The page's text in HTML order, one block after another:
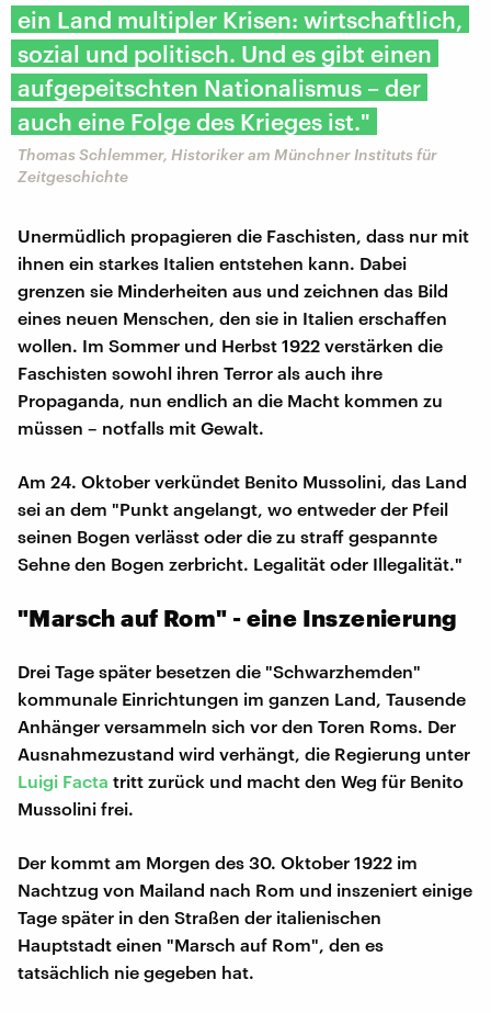
ein Land multipler Krisen: wirtschaftlich,
sozial und politisch. Und es gibt einen
aufgepeitschten Nationalismus – der
auch eine Folge des Krieges ist."
Thomas Schlemmer, Historiker am Münchner Instituts für
Zeitgeschichte
Unermüdlich propagieren die Faschisten, dass nur mit
ihnen ein starkes Italien entstehen kann. Dabei
grenzen sie Minderheiten aus und zeichnen das Bild
eines neuen Menschen, den sie in Italien erschaffen
wollen. Im Sommer und Herbst 1922 verstärken die
Faschisten sowohl ihren Terror als auch ihre
Propaganda, nun endlich an die Macht kommen zu
müssen – notfalls mit Gewalt.
Am 24. Oktober verkündet Benito Mussolini, das Land
sei an dem "Punkt angelangt, wo entweder der Pfeil
seinen Bogen verlässt oder die zu straff gespannte
Sehne den Bogen zerbricht. Legalität oder Illegalität."
"Marsch auf Rom" - eine Inszenierung
Drei Tage später besetzen die "Schwarzhemden"
kommunale Einrichtungen im ganzen Land, Tausende
Anhänger versammeln sich vor den Toren Roms. Der
Ausnahmezustand wird verhängt, die Regierung unter
Luigi Facta tritt zurück und macht den Weg für Benito
Mussolini frei.
Der kommt am Morgen des 30. Oktober 1922 im
Nachtzug von Mailand nach Rom und inszeniert einige
Tage später in den Straßen der italienischen
Hauptstadt einen "Marsch auf Rom", den es
tatsächlich nie gegeben hat.